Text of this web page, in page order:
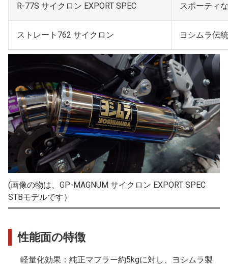
R-77S サイクロン EXPORT SPEC スポーティ
ストレート762 サイクロン ヨシムラ伝
(画像の物は、GP-MAGNUM サイクロン EXPORT SPEC
STBモデルです）
性能面の特徴
軽量化効果 ：純正マフラー約5kgに対し、ヨシムラ製